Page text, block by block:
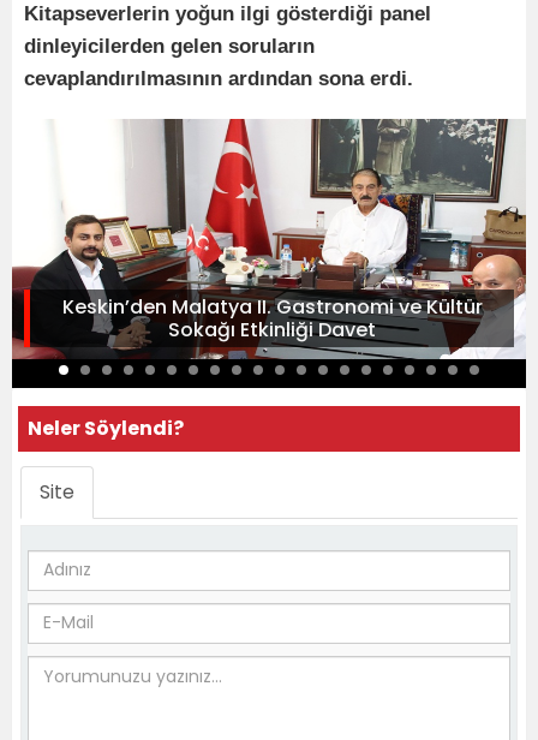
Kitapseverlerin yoğun ilgi gösterdiği panel
dinleyicilerden gelen soruların
cevaplandırılmasının ardından sona erdi.
Keskin’den Malatya II. Gastronomi ve Kültür
Sokağı Etkinliği Davet
Neler Söylendi?
Site